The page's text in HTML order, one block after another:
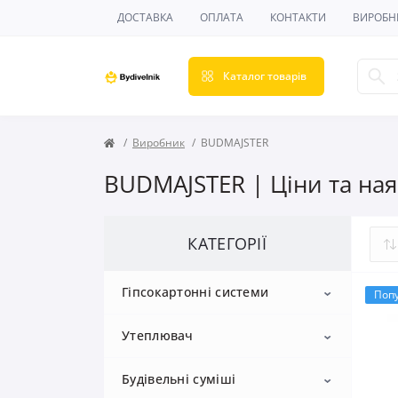
ДОСТАВКА ОПЛАТА КОНТАКТИ
Каталог товарів
Виробник BUDMAJSTER
BUDMAJSTER | Ціни та
КАТЕГОРІЇ
Гіпсокартонні системи
Гіпсокартон
Стельовий гіпсокартон
Профіль для гіпсокартону
Утеплювач
Пінопласт
Будівельні суміші